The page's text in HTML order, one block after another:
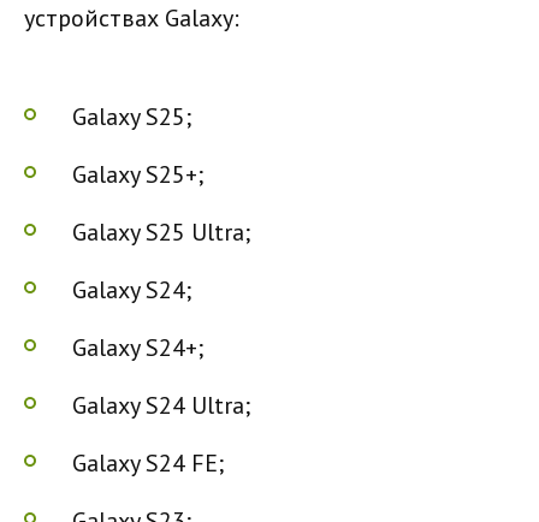
устройствах Galaxy:
Galaxy S25;
Galaxy S25+;
Galaxy S25 Ultra;
Galaxy S24;
Galaxy S24+;
Galaxy S24 Ultra;
Galaxy S24 FE;